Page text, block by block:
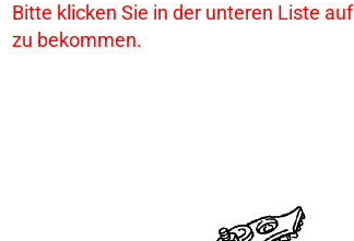
Bitte klicken Sie in der unteren Liste
zu bekommen.